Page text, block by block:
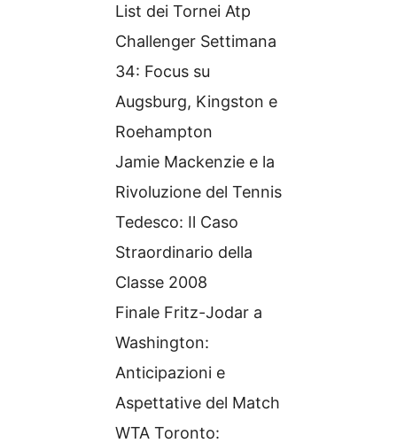
List dei Tornei Atp
Challenger Settimana
34: Focus su
Augsburg, Kingston e
Roehampton
Jamie Mackenzie e la
Rivoluzione del Tennis
Tedesco: Il Caso
Straordinario della
Classe 2008
Finale Fritz-Jodar a
Washington:
Anticipazioni e
Aspettative del Match
WTA Toronto: